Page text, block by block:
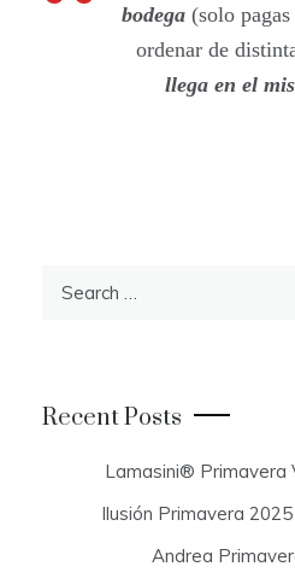
bodega (solo
ordenar de
llega en el
r
:
Recent Posts
Lamasini® Primavera
Ilusión Primavera
Andrea